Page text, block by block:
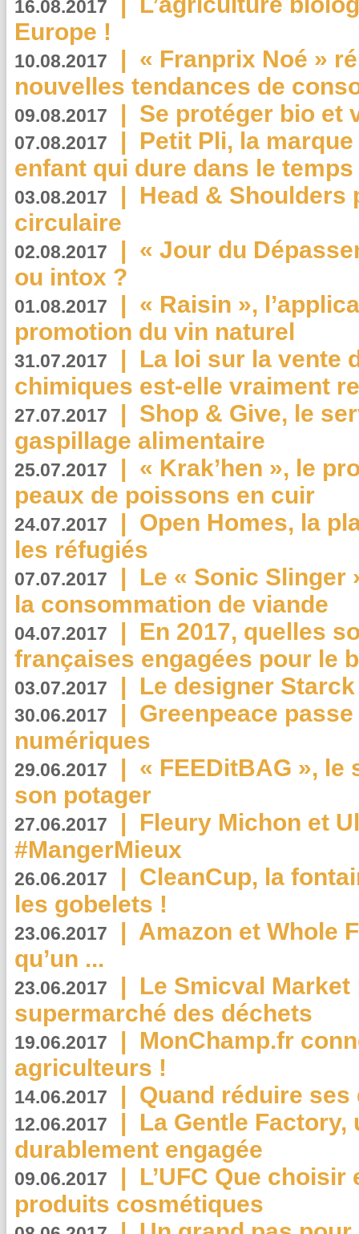
16.08.2017
Europe !
10.08.2017 | « Franprix Noé »
nouvelles tendances de
09.08.2017 | Se protéger bio et
07.08.2017 | Petit Pli, la
enfant qui dure dans le temps
03.08.2017 | Head & Shoulders
circulaire
02.08.2017 | « Jour du
ou intox ?
01.08.2017 | « Raisin »,
promotion du vin naturel
31.07.2017 | La loi sur la vente
chimiques est-elle vraiment
27.07.2017 | Shop & Give, le
gaspillage alimentaire
25.07.2017 | « Krak’hen », le
peaux de poissons en cuir
24.07.2017 | Open Homes, la
les réfugiés
07.07.2017 | Le « Sonic Slinger
la consommation de viande
04.07.2017 | En 2017, quelles
françaises engagées pour le
03.07.2017 | Le designer
30.06.2017 | Greenpeace
numériques
29.06.2017 | « FEEDitBAG », le
son potager
27.06.2017 | Fleury Michon et
#MangerMieux
26.06.2017 | CleanCup, la
les gobelets !
23.06.2017 | Amazon et Whole
qu’un ...
23.06.2017 | Le Smicval
supermarché des déchets
19.06.2017 | MonChamp.fr
agriculteurs !
14.06.2017 | Quand réduire
12.06.2017 | La Gentle
durablement engagée
09.06.2017 | L’UFC Que
produits cosmétiques